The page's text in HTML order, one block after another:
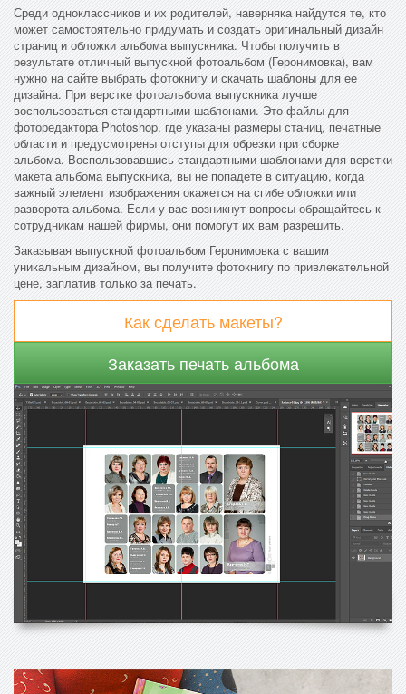
Среди одноклассников и их родителей, наверняка найдутся те, кто
может самостоятельно придумать и создать оригинальный дизайн
страниц и обложки альбома выпускника. Чтобы получить в
результате отличный выпускной фотоальбом (Геронимовка), вам
нужно на сайте выбрать фотокнигу и скачать шаблоны для ее
дизайна. При верстке фотоальбома выпускника лучше
воспользоваться стандартными шаблонами. Это файлы для
фоторедактора Photoshop, где указаны размеры станиц, печатные
области и предусмотрены отступы для обрезки при сборке
альбома. Воспользовавшись стандартными шаблонами для верстки
макета альбома выпускника, вы не попадете в ситуацию, когда
важный элемент изображения окажется на сгибе обложки или
разворота альбома. Если у вас возникнут вопросы обращайтесь к
сотрудникам нашей фирмы, они помогут их вам разрешить.
Заказывая выпускной фотоальбом Геронимовка с вашим
уникальным дизайном, вы получите фотокнигу по привлекательной
цене, заплатив только за печать.
Как сделать макеты?
Заказать печать альбома